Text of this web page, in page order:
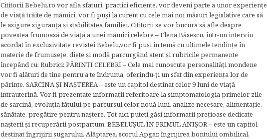
Cititorii Bebelu.ro vor afla sfaturi, practici eficiente, vor deveni parte a unor experienţe
de viaţă trăite de mămici, vor fi puşi la curent cu cele mai noi măsuri legislative care să
le asigure siguranţa şi stabilitatea familiei. Cititorii se vor bucura să afle despre
povestea frumoasă de viață a unei mămici celebre – Elena Băsescu, într-un interviu
acordat în exclusivitate revistei Bebelu,vor fi puşi în temă cu ultimele tendinţe în
materie de frumuseţe, diete şi modă parcurgând atent şi rubricile permanente
începând cu: Rubrici: PĂRINŢI CELEBRI – Cele mai cunoscute personalităţi mondene
vor fi alături de tine pentru a te îndruma, oferindu-ţi un sfat din experienţa lor de
părinte. SARCINA ŞI NAŞTEREA – este un capitol destinat celor 9 luni de viaţă
intrauterină. Vor fi prezentate informaţii referitoare la simptomatologia primelor zile
de sarcină, evoluţia fătului pe parcursul celor nouă luni, analize necesare, alimentaţie,
sănătate, pregătire pentru naştere. Tot aici puteti găsi informaţii preţioase dedicate
naşterii şi recuperării postpartum. BEBELUŞUL ÎN PRIMUL ANIŞOR – este un capitol
destinat îngrijirii sugarului. Alăptarea, scorul Apgar, îngrijirea bontului ombilical,